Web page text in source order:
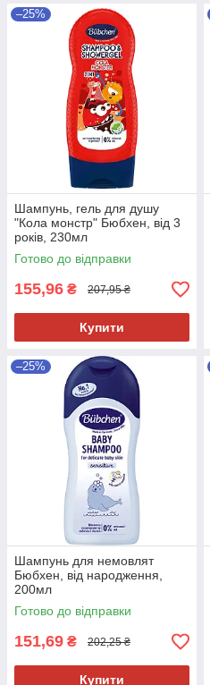
–25%
Шампунь, гель для душу
"Кола монстр" Бюбхен, від 3
років, 230мл
Готово до відправки
155,96 ₴ 207,95 ₴
Купити
–25%
Шампунь для немовлят
Бюбхен, від народження,
200мл
Готово до відправки
151,69 ₴ 202,25 ₴
Купити